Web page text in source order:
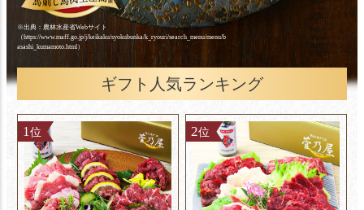
※出典：農林水産省Webサイト
（https://www.maff.go.jp/j/keikaku/syokubunka/k_ryouri/search_menu/menu/b
asashi_kumamoto.html）
ギフト人気ランキング
1位 2位